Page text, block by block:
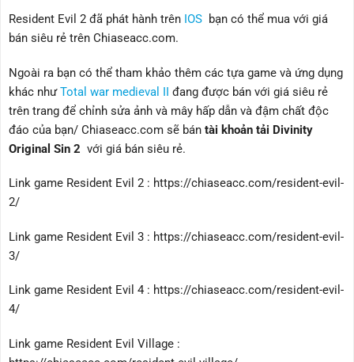
Resident Evil 2 đã phát hành trên IOS bạn có thể mua với giá
bán siêu rẻ trên Chiaseacc.com.
Ngoài ra bạn có thể tham khảo thêm các tựa game và ứng dụng
khác nhưTotal war medieval II đang được bán với giá siêu rẻ
trên trang để chỉnh sửa ảnh và mây hấp dẫn và đậm chất độc
đáo của bạn/ Chiaseacc.com sẽ bán tài khoản tải Divinity
Original Sin 2 với giá bán siêu rẻ.
Link game Resident Evil 2 : https://chiaseacc.com/resident-evil-
2/
Link game Resident Evil 3 : https://chiaseacc.com/resident-evil-
3/
Link game Resident Evil 4 : https://chiaseacc.com/resident-evil-
4/
Link game Resident Evil Village :